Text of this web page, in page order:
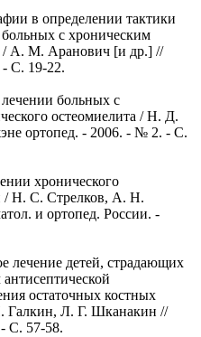
в определении тактики
больных с хроническим
/ А. М. Аранович [и др.] //
С. 19-22.
больных с
остеомиелита / Н. Д.
ортопед. - 2006. - № 2. - C.
хронического
/ Н. С. Стрелков, А. Н.
и ортопед. России. -
лечение детей, страдающих
остаточных костных
Галкин, Л. Г. Шканакин //
С. 57-58.